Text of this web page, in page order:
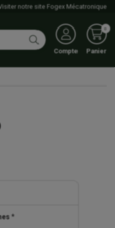
notre site Fogex Mécatronique
Compte
0
Panier
*